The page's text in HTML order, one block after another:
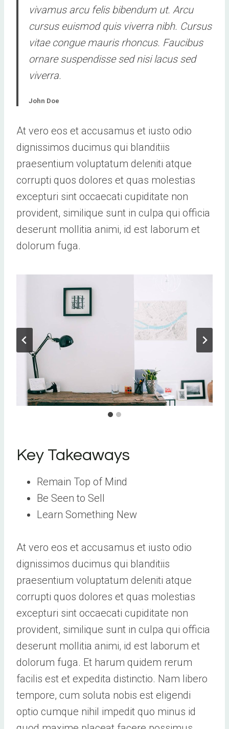
vivamus arcu felis bibendum ut. Arcu
cursus euismod quis viverra nibh. Cursus
vitae congue mauris rhoncus. Faucibus
ornare suspendisse sed nisi lacus sed
viverra.
John Doe
At vero eos et accusamus et iusto odio
dignissimos ducimus qui blanditiis
praesentium voluptatum deleniti atque
corrupti quos dolores et quas molestias
excepturi sint occaecati cupiditate non
provident, similique sunt in culpa qui officia
deserunt mollitia animi, id est laborum et
dolorum fuga.
Key Takeaways
Remain Top of Mind
Be Seen to Sell
Learn Something New
At vero eos et accusamus et iusto odio
dignissimos ducimus qui blanditiis
praesentium voluptatum deleniti atque
corrupti quos dolores et quas molestias
excepturi sint occaecati cupiditate non
provident, similique sunt in culpa qui officia
deserunt mollitia animi, id est laborum et
dolorum fuga. Et harum quidem rerum
facilis est et expedita distinctio. Nam libero
tempore, cum soluta nobis est eligendi
optio cumque nihil impedit quo minus id